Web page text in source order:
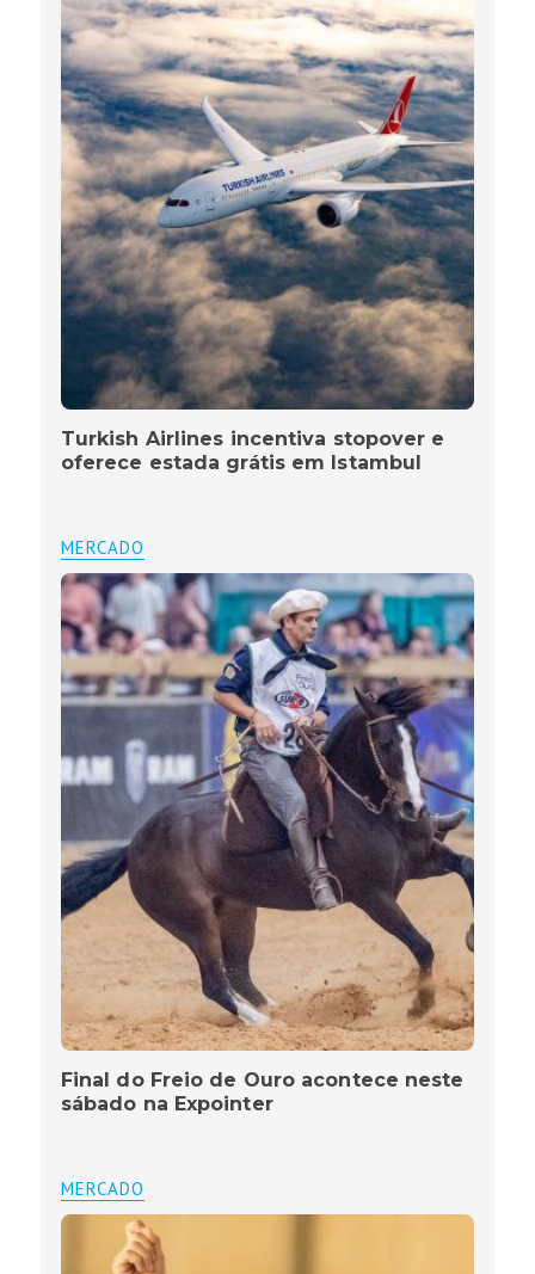
Turkish Airlines incentiva stopover e
oferece estada grátis em Istambul
MERCADO
Final do Freio de Ouro acontece neste
sábado na Expointer
MERCADO